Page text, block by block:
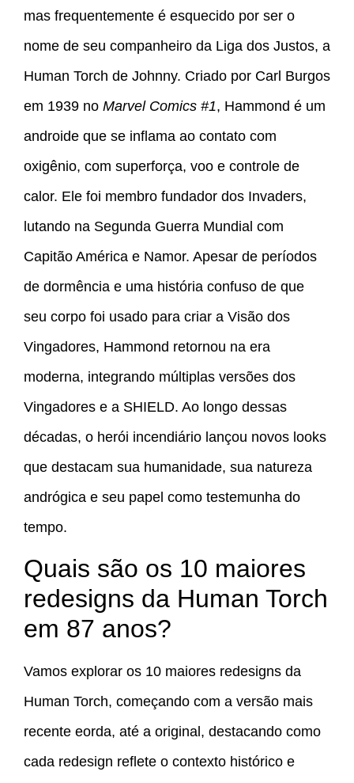
mas frequentemente é esquecido por ser o
nome de seu companheiro da Liga dos Justos, a
Human Torch de Johnny. Criado por Carl Burgos
em 1939 no Marvel Comics #1, Hammond é um
androide que se inflama ao contato com
oxigênio, com superforça, voo e controle de
calor. Ele foi membro fundador dos Invaders,
lutando na Segunda Guerra Mundial com
Capitão América e Namor. Apesar de períodos
de dormência e uma história confuso de que
seu corpo foi usado para criar a Visão dos
Vingadores, Hammond retornou na era
moderna, integrando múltiplas versões dos
Vingadores e a SHIELD. Ao longo dessas
décadas, o herói incendiário lançou novos looks
que destacam sua humanidade, sua natureza
andrógica e seu papel como testemunha do
tempo.
Quais são os 10 maiores
redesigns da Human Torch
em 87 anos?
Vamos explorar os 10 maiores redesigns da
Human Torch, começando com a versão mais
recente eorda, até a original, destacando como
cada redesign reflete o contexto histórico e